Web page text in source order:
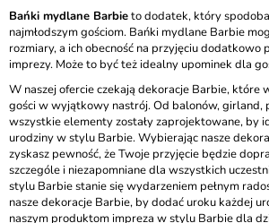
Bańki mydlane Barbieto dodatek, który
najmłodszym gościom. Bańki mydlane Barbie
rozmiary, a ich obecność na przyjęciu
imprezy. Może to być też idealny upominek dla
W naszej ofercie czekają dekoracje Barbie, które
gości w wyjątkowy nastrój. Od balonów, girland,
wszystkie elementy zostały zaprojektowane, by
urodziny w stylu Barbie. Wybierając nasze
zyskasz pewność, że Twoje przyjęcie będzie
szczególe i niezapomniane dla wszystkich
stylu Barbie stanie się wydarzeniem pełnym
nasze dekoracje Barbie, by dodać uroku każdej
naszym produktom impreza w stylu Barbie dla